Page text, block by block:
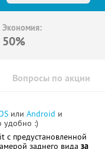
Экономия:
50%
Вопросы по акции
или Android и
удобно :)
с предустановленной
заднего вида за